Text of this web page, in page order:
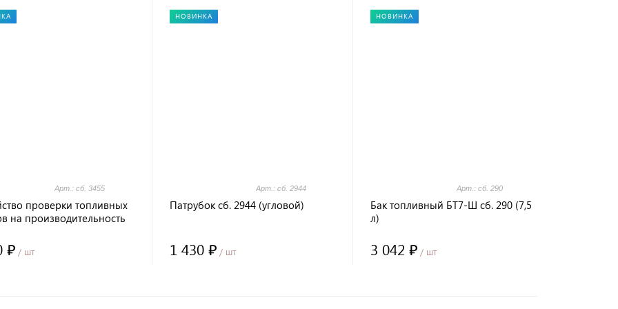
Арт.: сб. 3455
проверки топливных
на производительность
₽ / шт
НОВИНКА
Арт.: сб. 2944
Патрубок сб. 2944 (угловой)
1 430 ₽/ шт
НОВИНКА
Арт.: сб. 290
Бак топливный БТ7-Ш сб. 290 (7,5
л)
3 042 ₽ / шт